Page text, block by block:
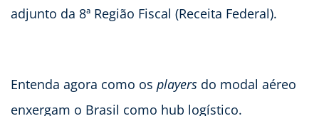
adjunto da 8ª Região Fiscal (Receita Federal).
Entenda agora como os players do modal aéreo
enxergam o Brasil como hub logístico.